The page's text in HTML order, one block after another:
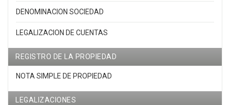
DENOMINACION SOCIEDAD
LEGALIZACION DE CUENTAS
REGISTRO DE LA PROPIEDAD
NOTA SIMPLE DE PROPIEDAD
LEGALIZACIONES